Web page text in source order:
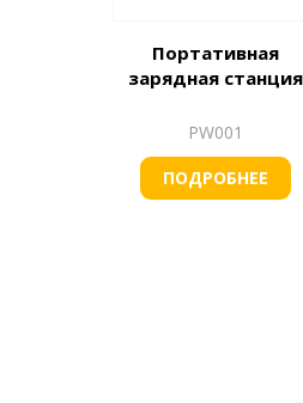
Портативная
зарядная станция
PW001
ПОДРОБНЕЕ